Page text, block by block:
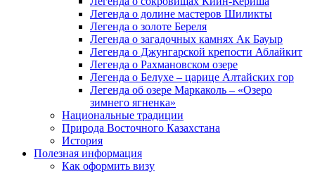
Легенда о долине мастеров Шиликты
Легенда о золоте Береля
Легенда о загадочных камнях Ак Бауыр
Легенда о Джунгарской крепости Аблайкит
Легенда о Рахмановском озере
Легенда о Белухе – царице Алтайских гор
Легенда об озере Маркаколь – «Озеро
зимнего ягненка»
Национальные традиции
Природа Восточного Казахстана
История
Полезная информация
Как оформить визу